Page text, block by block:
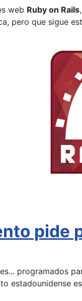
web Ruby on Rails
pero que sigue
pide
programados
estadounidense es